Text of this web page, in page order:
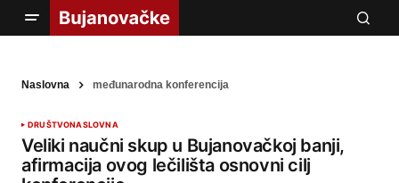
Naslovna međunarodna konferencija
DRUŠTVONASLOVNA
Veliki naučni skup u Bujanovačkoj banji,
afirmacija ovog lečilišta osnovni cilj